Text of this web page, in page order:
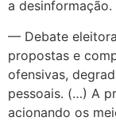
a desinformação.
— Debate
propostas e
ofensivas,
pessoais. (…) A
acionando os